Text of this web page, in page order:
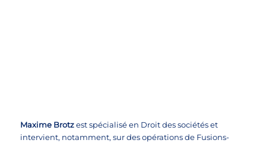
Maxime Brotzest spécialisé en Droit des sociétés et
intervient, notamment, sur des opérations de Fusions-